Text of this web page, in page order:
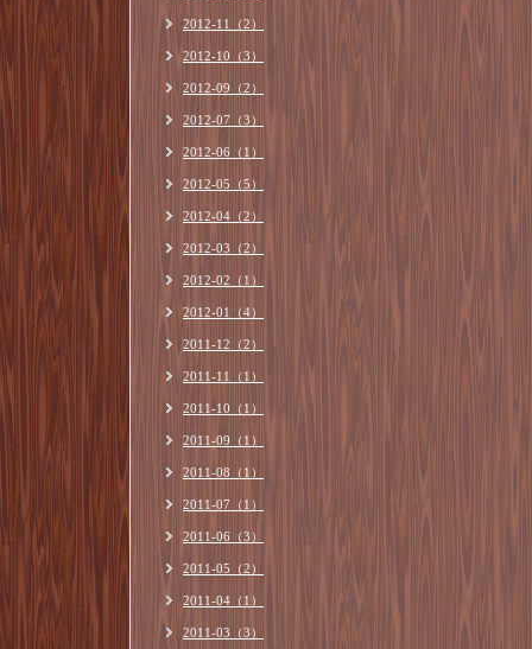
2012-11（2）
2012-10（3）
2012-09（2）
2012-07（3）
2012-06（1）
2012-05（5）
2012-04（2）
2012-03（2）
2012-02（1）
2012-01（4）
2011-12（2）
2011-11（1）
2011-10（1）
2011-09（1）
2011-08（1）
2011-07（1）
2011-06（3）
2011-05（2）
2011-04（1）
2011-03（3）